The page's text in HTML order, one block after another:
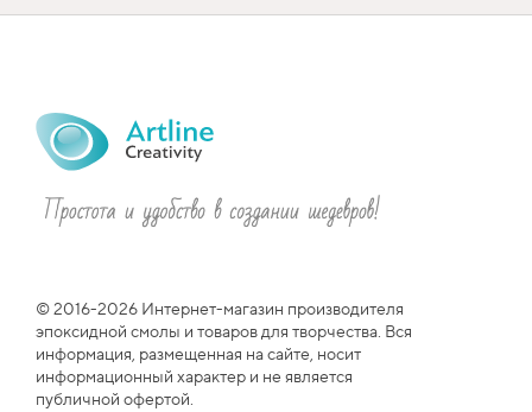
© 2016-2026 Интернет-магазин производителя
эпоксидной смолы и товаров для творчества. Вся
информация, размещенная на сайте, носит
информационный характер и не является
публичной офертой.